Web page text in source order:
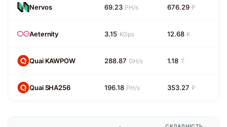
Nervos 69.23 PH/s 676.29 P
Aeternity 3.15 KGps 12.68 K
Quai KAWPOW 288.87 GH/s 1.18 T
Quai SHA256 196.18 PH/s 353.27 P